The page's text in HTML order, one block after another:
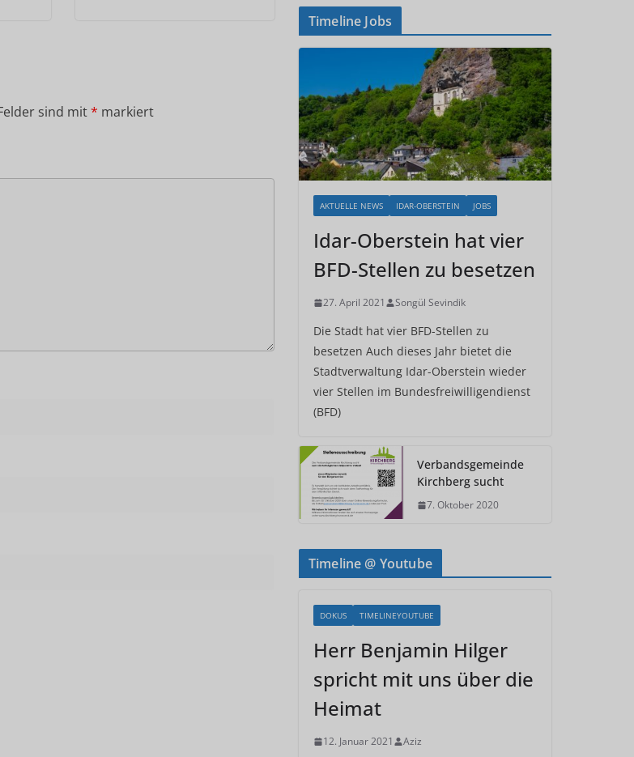
sind mit* markiert
Timeline Jobs
AKTUELLE NEWS IDAR-OBERSTEIN JOBS
Idar-Oberstein hat vier
BFD-Stellen zu besetzen
27. April 2021 Songül Sevindik
Die Stadt hat vier BFD-Stellen zu
besetzen Auch dieses Jahr bietet die
Stadtverwaltung Idar-Oberstein wieder
vier Stellen im Bundesfreiwilligendienst
(BFD)
Verbandsgemeinde
Kirchberg sucht
7. Oktober 2020
Timeline @ Youtube
DOKUS TIMELINEYOUTUBE
Herr Benjamin Hilger
spricht mit uns über die
Heimat
12. Januar 2021 Aziz